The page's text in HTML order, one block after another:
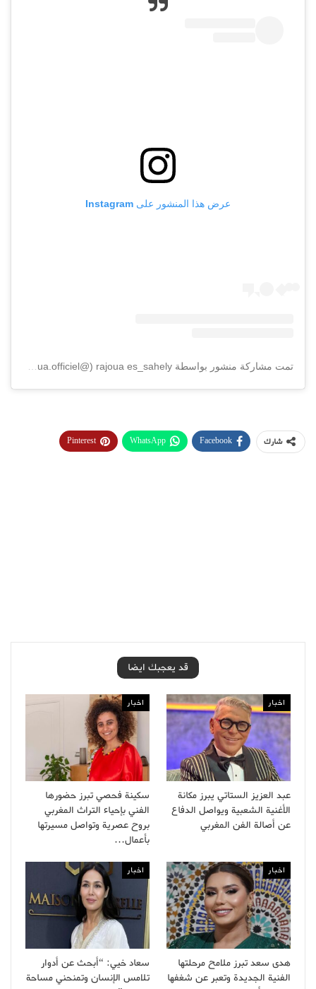
عرض هذا المنشور على Instagram
تمت مشاركة منشور بواسطة ‏‎rajoua es_sahely‎‏ (@‏‎rajoua.officiel‎‏)
شارك Facebook
WhatsApp
Pinterest
قد يعجبك ايضا
اخبار
عبد العزيز الستاتي يبرز مكانة
الأغنية الشعبية ويواصل الدفاع
عن أصالة الفن المغربي
اخبار
سكينة فحصي تبرز حضورها
الفني بإحياء التراث المغربي
بروح عصرية وتواصل مسيرتها
بأعمال…
اخبار
هدى سعد تبرز ملامح مرحلتها
الفنية الجديدة وتعبر عن شغفها
اخبار
سعاد خيي: “أبحث عن أدوار
تلامس الإنسان وتمنحني مساحة